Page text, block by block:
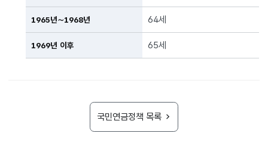
1965년∼1968년 64세
1969년 이후 65세
국민연금정책 목록